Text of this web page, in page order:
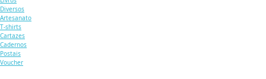
Diversos
Artesanato
T-shirts
Cartazes
Cadernos
Postais
Voucher